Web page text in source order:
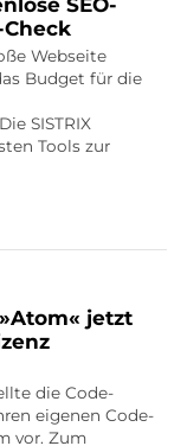
SEO-
Webseite
Budget für die
SISTRIX
Tools zur
jetzt
die Code-
eigenen Code-
vor. Zum